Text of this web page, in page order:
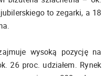
to zegarki, a 18
wysoką pozycję na
26 proc. udziałem. Rynek